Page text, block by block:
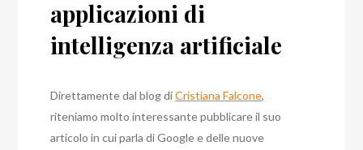
applicazioni di
intelligenza artificiale
Direttamente dal blog diCristiana Falcone,
riteniamo molto interessante pubblicare il suo
articolo in cui parla di Google e delle nuove